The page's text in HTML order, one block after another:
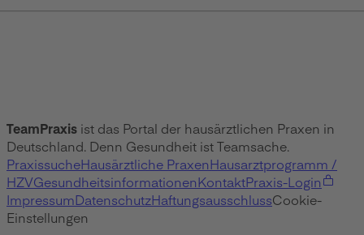
TeamPraxis ist das Portal der hausärztlichen Praxen in
Deutschland. Denn Gesundheit ist Teamsache.
PraxissucheHausärztliche PraxenHausarztprogramm /
HZVGesundheitsinformationenKontaktPraxis-Login
ImpressumDatenschutzHaftungsausschlussCookie-
Einstellungen